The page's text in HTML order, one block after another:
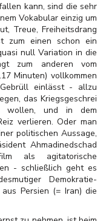
kann, sind die sehr
Vokabular einzig um
Treue, Freiheitsdrang
zum einen schon ein
null Variation in die
zum anderen vom
Minuten) vollkommen
einlässt - allzu
das Kriegsgeschrei
wollen, und in dem
verlieren. Oder man
politischen Aussage,
Ahmadinedschad
als agitatorische
- schließlich geht es
Demokratie-
Persien (= Iran) die